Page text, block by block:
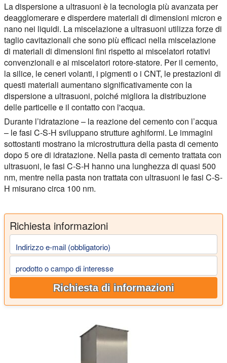
La dispersione a ultrasuoni è la tecnologia più avanzata per
deagglomerare e disperdere materiali di dimensioni micron e
nano nei liquidi. La miscelazione a ultrasuoni utilizza forze di
taglio cavitazionali che sono più efficaci nella miscelazione
di materiali di dimensioni fini rispetto ai miscelatori rotativi
convenzionali e ai miscelatori rotore-statore. Per il cemento,
la silice, le ceneri volanti, i pigmenti o i CNT, le prestazioni di
questi materiali aumentano significativamente con la
dispersione a ultrasuoni, poiché migliora la distribuzione
delle particelle e il contatto con l'acqua.
Durante l’idratazione – la reazione del cemento con l’acqua
– le fasi C-S-H sviluppano strutture aghiformi. Le immagini
sottostanti mostrano la microstruttura della pasta di cemento
dopo 5 ore di idratazione. Nella pasta di cemento trattata con
ultrasuoni, le fasi C-S-H hanno una lunghezza di quasi 500
nm, mentre nella pasta non trattata con ultrasuoni le fasi C-S-
H misurano circa 100 nm.
Richiesta informazioni
Indirizzo e-mail (obbligatorio)
prodotto o campo di interesse
Richiesta di informazioni